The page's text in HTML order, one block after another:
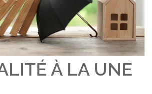
À LA UNE